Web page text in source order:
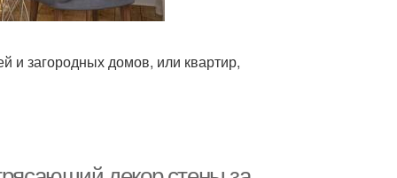
и загородных домов, или квартир,